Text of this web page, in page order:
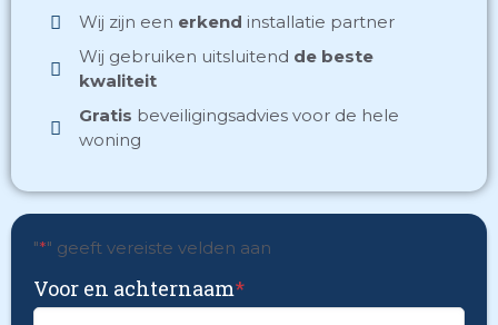
Wij zijn een erkend installatie partner
Wij gebruiken uitsluitend de beste
kwaliteit
Gratis beveiligingsadvies voor de hele
woning
"*" geeft vereiste velden aan
Voor en achternaam*